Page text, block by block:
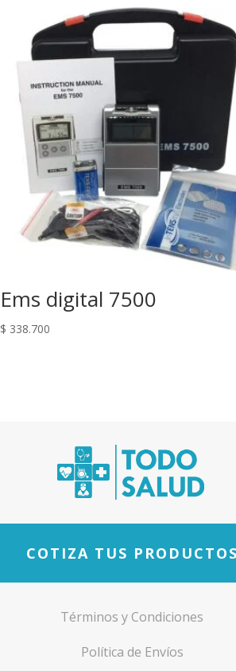
Ems digital 7500
$ 338.700
COTIZA TUS PRODUCTOS
Términos y Condiciones
Política de Envíos